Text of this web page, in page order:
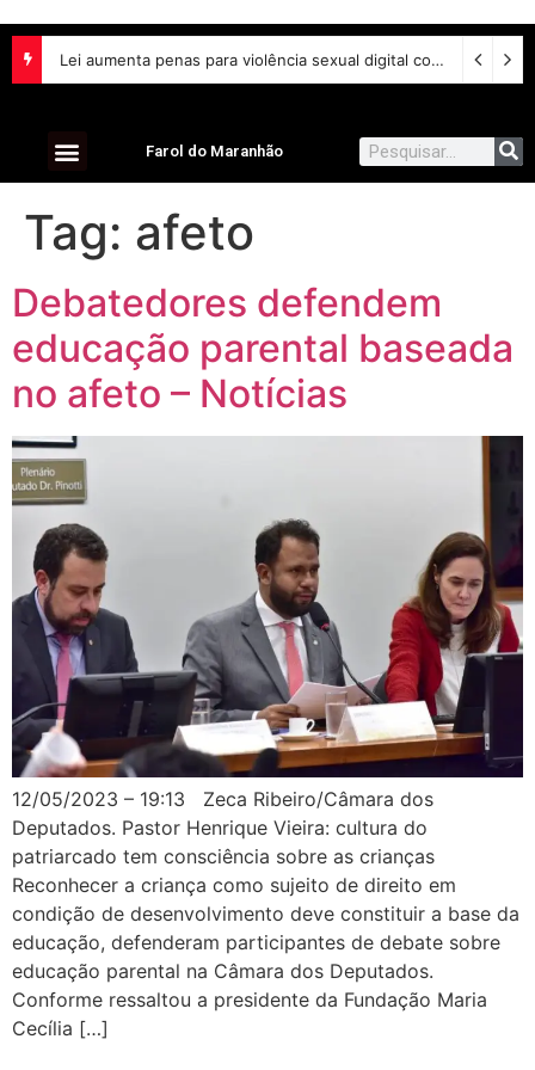
Lei aumenta penas para violência sexual digital contra crianças e adolescentes e endurece punições
Farol do Maranhão
Tag: afeto
Debatedores defendem
educação parental baseada
no afeto – Notícias
12/05/2023 – 19:13 Zeca Ribeiro/Câmara dos
Deputados. Pastor Henrique Vieira: cultura do
patriarcado tem consciência sobre as crianças
Reconhecer a criança como sujeito de direito em
condição de desenvolvimento deve constituir a base da
educação, defenderam participantes de debate sobre
educação parental na Câmara dos Deputados.
Conforme ressaltou a presidente da Fundação Maria
Cecília […]